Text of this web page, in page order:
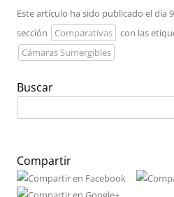
Este artículo ha sido publicado el día
sección
Comparativas con las
Cámaras Sumergibles
Buscar
Compartir